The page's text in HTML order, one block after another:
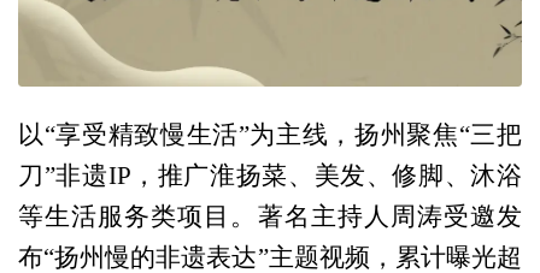
以“享受精致慢生活”为主线，扬州聚焦“三把
刀”非遗IP，推广淮扬菜、美发、修脚、沐浴
等生活服务类项目。著名主持人周涛受邀发
布“扬州慢的非遗表达”主题视频，累计曝光超